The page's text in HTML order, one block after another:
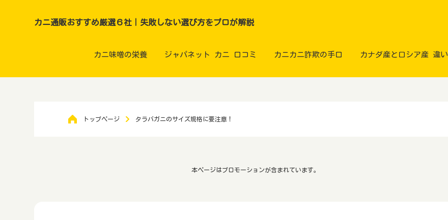
カニ通販おすすめ厳選６社｜失敗しない選び方をプロが解説
カニ味噌の栄養 ジャパネット カニ 口コミ カニカニ詐欺の手口 カナダ産とロシア産 違い
トップページ タラバガニのサイズ規格に要注意！
本ページはプロモーションが含まれています。